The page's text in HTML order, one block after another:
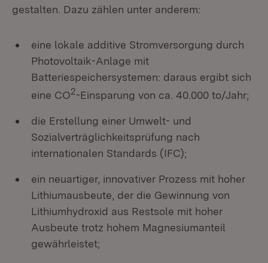
gestalten. Dazu zählen unter anderem:
eine lokale additive Stromversorgung durch
Photovoltaik-Anlage mit
Batteriespeichersystemen: daraus ergibt sich
eine CO2-Einsparung von ca. 40.000 to/Jahr;
die Erstellung einer Umwelt- und
Sozialverträglichkeitsprüfung nach
internationalen Standards (IFC);
ein neuartiger, innovativer Prozess mit hoher
Lithiumausbeute, der die Gewinnung von
Lithiumhydroxid aus Restsole mit hoher
Ausbeute trotz hohem Magnesiumanteil
gewährleistet;